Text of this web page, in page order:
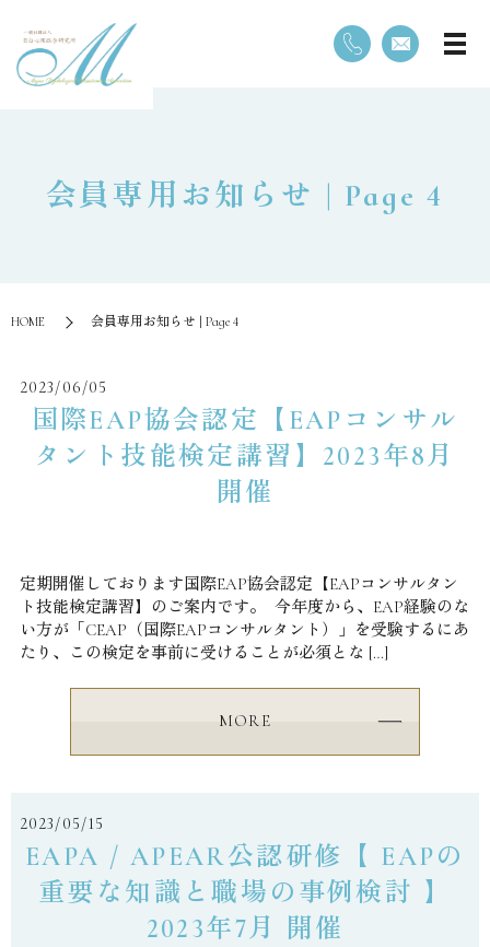
会員専用お知らせ | Page 4
HOME 会員専用お知らせ | Page 4
2023/06/05
国際EAP協会認定【EAPコンサル
タント技能検定講習】2023年8月
開催
定期開催しております国際EAP協会認定【EAPコンサルタン
ト技能検定講習】のご案内です。 今年度から、EAP経験のな
い方が「CEAP（国際EAPコンサルタント）」を受験するにあ
たり、この検定を事前に受けることが必須とな […]
MORE
2023/05/15
EAPA / APEAR公認研修【 EAPの
重要な知識と職場の事例検討 】
2023年7月 開催